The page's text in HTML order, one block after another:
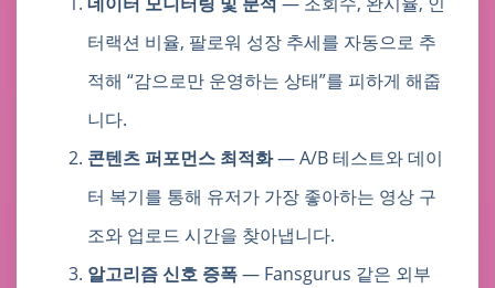
터랙션 비율, 팔로워 성장 추세를 자동으로 추
적해 “감으로만 운영하는 상태”를 피하게 해줍
니다.
콘텐츠 퍼포먼스 최적화— A/B 테스트와 데이
터 복기를 통해 유저가 가장 좋아하는 영상 구
조와 업로드 시간을 찾아냅니다.
알고리즘 신호 증폭— Fansgurus 같은 외부